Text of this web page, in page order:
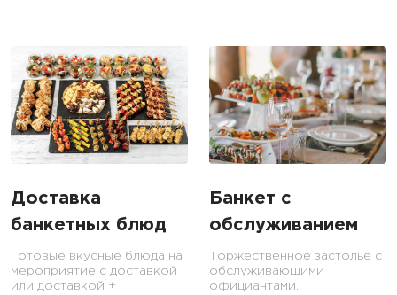
Доставка
банкетных блюд
Готовые вкусные блюда на
мероприятие с доставкой
или доставкой +
Банкет с
обслуживанием
Торжественное застолье с
обслуживающими
официантами.